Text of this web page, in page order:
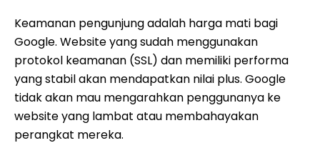
Keamanan pengunjung adalah harga mati bagi
Google. Website yang sudah menggunakan
protokol keamanan (SSL) dan memiliki performa
yang stabil akan mendapatkan nilai plus. Google
tidak akan mau mengarahkan penggunanya ke
website yang lambat atau membahayakan
perangkat mereka.